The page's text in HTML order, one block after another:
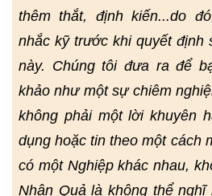
thêm thắt, định kiến...do
nhắc kỹ trước khi quyết định
này. Chúng tôi đưa ra để
khảo như một sự chiêm
không phải một lời khuyên
dụng hoặc tin theo một cách
có một Nghiệp khác nhau,
Nhân Quả là không thể nghĩ